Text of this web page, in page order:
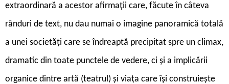
extraordinară a acestor afirmații care, făcute în câteva
rânduri de text, nu dau numai o imagine panoramică totală
a unei societăți care se îndreaptă precipitat spre un climax,
dramatic din toate punctele de vedere, ci și a implicării
organice dintre artă (teatrul) și viața care își construiește